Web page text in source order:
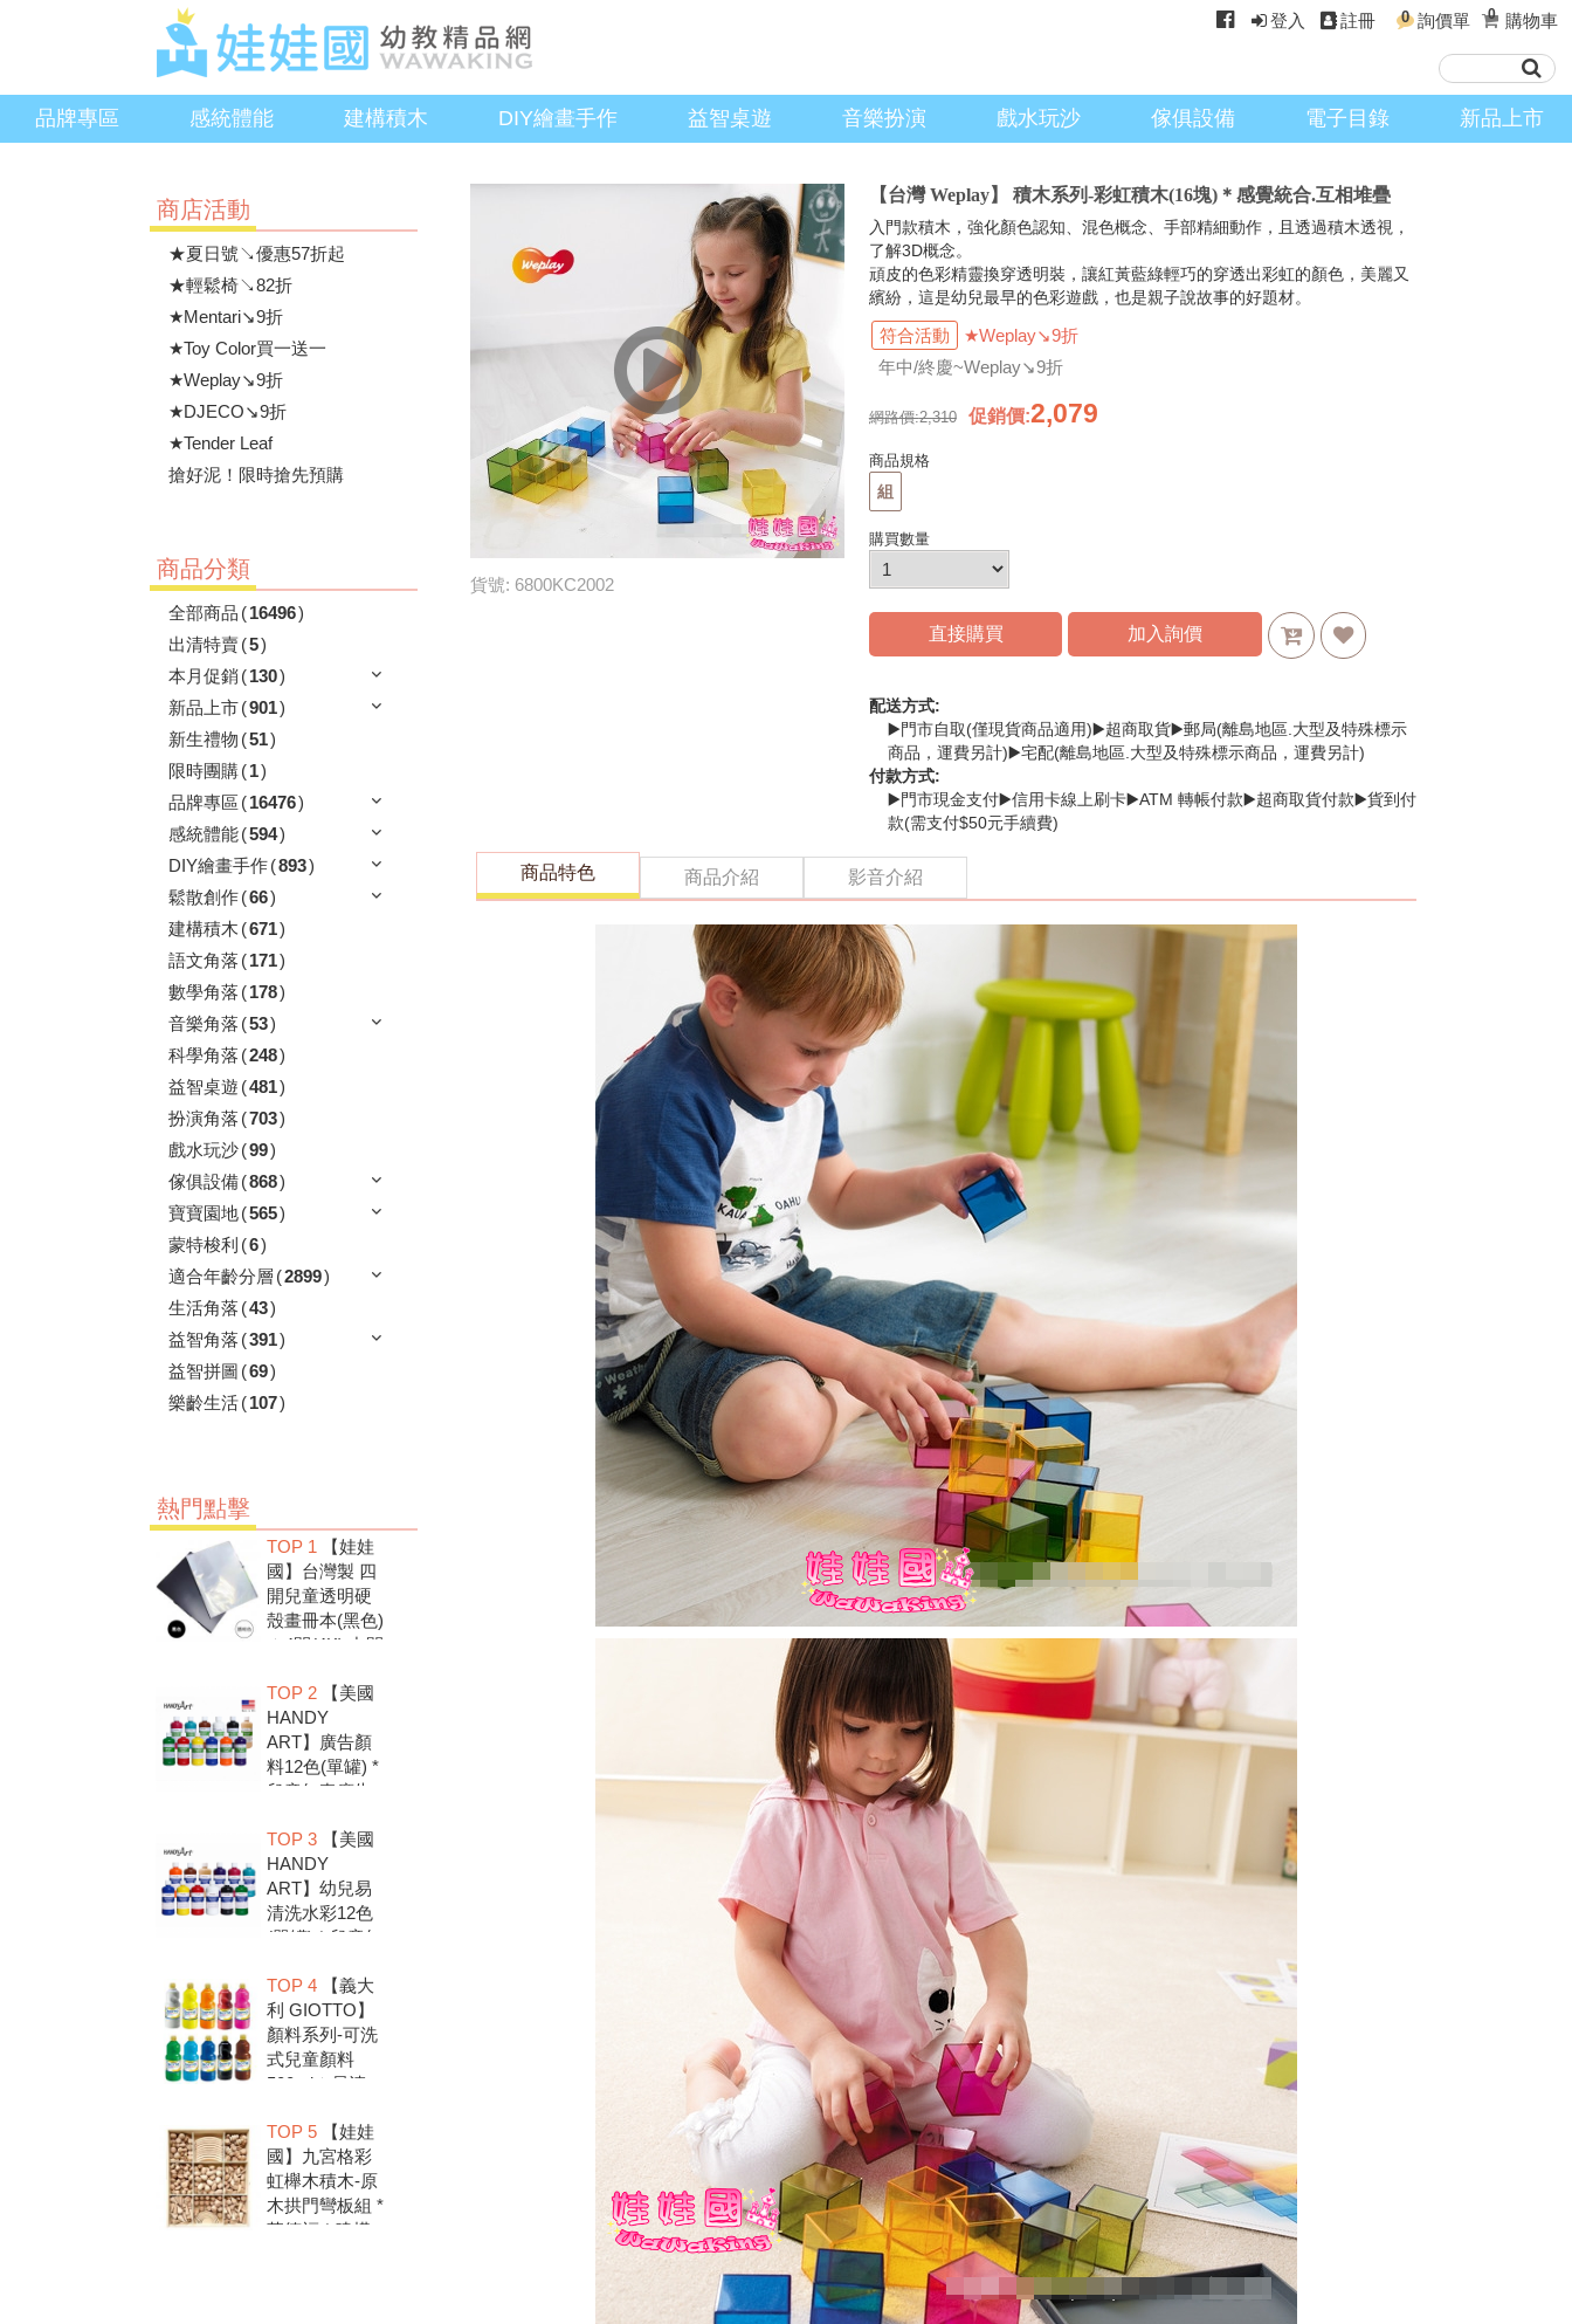
登入 註冊 0 詢價單 0 購物車
品牌專區 感統體能 建構積木 DIY繪畫手作 益智桌遊 音樂扮演 戲水玩沙 傢俱設備 電子目錄 新品上市
商店活動
★夏日號↘優惠57折起
★輕鬆椅↘82折
★Mentari↘9折
★Toy Color買一送一
★Weplay↘9折
★DJECO↘9折
★Tender Leaf
搶好泥！限時搶先預購
商品分類
全部商品 (16496)
出清特賣(5)
本月促銷(130)
新品上市(901)
新生禮物 (51)
限時團購(1)
品牌專區 (16476)
感統體能(594)
DIY繪畫手作(893)
鬆散創作(66)
建構積木 (671)
語文角落 (171)
數學角落 (178)
音樂角落 (53)
科學角落 (248)
益智桌遊 (481)
扮演角落 (703)
戲水玩沙(99)
傢俱設備(868)
寶寶園地(565)
蒙特梭利 (6)
適合年齡分層 (2899)
生活角落 (43)
益智角落 (391)
益智拼圖 (69)
樂齡生活(107)
熱門點擊
TOP 1 【娃娃
國】台灣製 四
開兒童透明硬
殼畫冊本(黑色)
＊4開(4K).中間
扣.資料袋.圖畫
紙收集冊.收納
冊
TOP 2【美國
HANDY
ART】廣告顏
料12色(單罐) *
兒童無毒廣告
放心，彩繪DIY
超有趣
TOP 3【美國
HANDY
ART】幼兒易
清洗水彩12色
(單罐) * 兒童無
安全好放心，
彩繪DIY超有趣
TOP 4【義大
利 GIOTTO】
顏料系列-可洗
式兒童顏料
500ml＊易清
童美勞.親子部
落客推薦
TOP 5【娃娃
國】九宮格彩
虹櫸木積木-原
木拱門彎板組 *
華德福 * 建構
貨號: 6800KC2002
【台灣 Weplay】 積木系列-彩虹積木(16塊)＊感覺統合.互相堆疊
入門款積木，強化顏色認知、混色概念、手部精細動作，且透過積木透視，
了解3D概念。
頑皮的色彩精靈換穿透明裝，讓紅黃藍綠輕巧的穿透出彩虹的顏色，美麗又
繽紛，這是幼兒最早的色彩遊戲，也是親子說故事的好題材。
符合活動
★Weplay↘9折
年中/終慶~Weplay↘9折
網路價:2,310 促銷價:2,079
商品規格
組
購買數量
直接購買 加入詢價
配送方式:
▶️門市自取(僅現貨商品適用)▶️超商取貨▶️郵局(離島地區.大型及特殊標示
商品，運費另計)▶️宅配(離島地區.大型及特殊標示商品，運費另計)
付款方式:
▶️門市現金支付▶️信用卡線上刷卡▶️ATM 轉帳付款▶️超商取貨付款▶️貨到付
款(需支付$50元手續費)
商品特色 商品介紹 影音介紹